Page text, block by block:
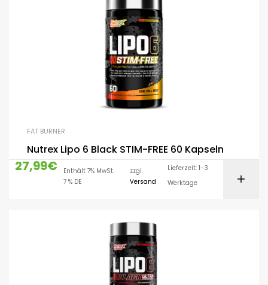
FAT BURNER
Nutrex Lipo 6 Black STIM-FREE 60 Kapseln
27,99€
Enthält 7% MwSt.
7 % DE
zzgl.
Versand
Lieferzeit: 1-3
Werktage